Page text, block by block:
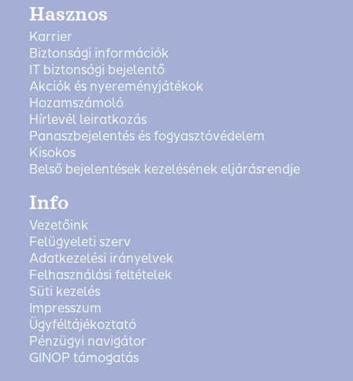
Hasznos
Karrier
Biztonsági információk
IT biztonsági bejelentő
Akciók és nyereményjátékok
Hozamszámoló
Hírlevél leiratkozás
Panaszbejelentés és fogyasztóvédelem
Kisokos
Belső bejelentések kezelésének eljárásrendje
Info
Vezetőink
Felügyeleti szerv
Adatkezelési irányelvek
Felhasználási feltételek
Süti kezelés
Impresszum
Ügyféltájékoztató
Pénzügyi navigátor
GINOP támogatás